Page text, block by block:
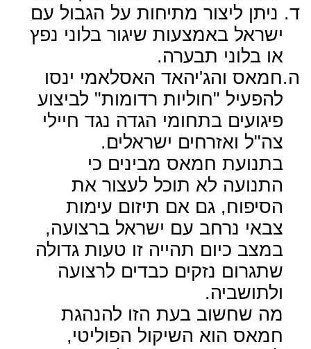
ד. ניתן ליצור מתיחות על הגבול עם
ישראל באמצעות שיגור בלוני נפץ
או בלוני תבערה.
ה.חמאס והג'יהאד האסלאמי ינסו
להפעיל "חוליות רדומות" לביצוע
פיגועים בתחומי הגדה נגד חיילי
צה"ל ואזרחים ישראלים.
בתנועת חמאס מבינים כי
התנועה לא תוכל לעצור את
הסיפוח, גם אם תיזום עימות
צבאי נרחב עם ישראל ברצועה,
במצב כיום תהייה זו טעות גדולה
שתגרום נזקים כבדים לרצועה
ולתושביה.
מה שחשוב בעת הזו להנהגת
חמאס הוא השיקול הפוליטי,